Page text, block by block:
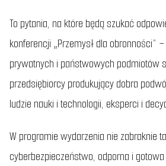
To pytania, na które będą szukać
konferencji „Przemysł dla obronności”
prywatnych i państwowych podmiotów
przedsiębiorcy produkujący dobra
ludzie nauki i technologii, eksperci i
W programie wydarzenia nie zabraknie
cyberbezpieczeństwo, odporna i